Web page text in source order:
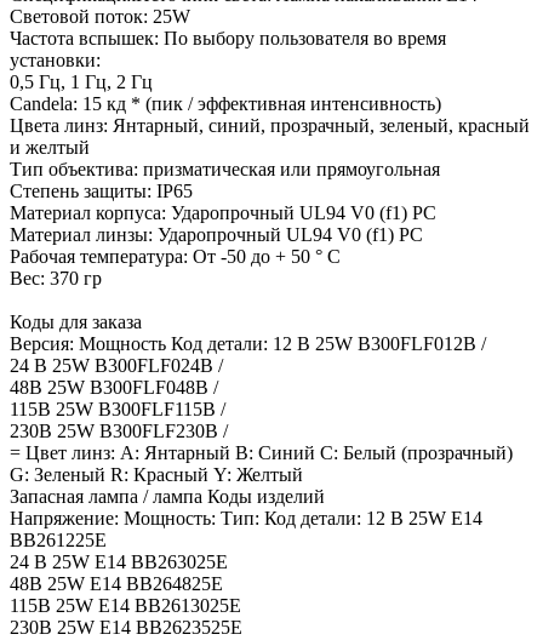
Световой поток: 25W
Частота вспышек: По выбору пользователя во время
установки:
0,5 Гц, 1 Гц, 2 Гц
Candela: 15 кд * (пик / эффективная интенсивность)
Цвета линз: Янтарный, синий, прозрачный, зеленый, красный
и желтый
Тип объектива: призматическая или прямоугольная
Степень защиты: IP65
Материал корпуса: Ударопрочный UL94 V0 (f1) PC
Материал линзы: Ударопрочный UL94 V0 (f1) PC
Рабочая температура: От -50 до + 50 ° C
Вес: 370 гр
Коды для заказа
Версия: Мощность Код детали: 12 В 25W B300FLF012B /
24 В 25W B300FLF024B /
48В 25W B300FLF048B /
115В 25W B300FLF115B /
230В 25W B300FLF230B /
= Цвет линз: А: Янтарный B: Синий C: Белый (прозрачный)
G: Зеленый R: Красный Y: Желтый
Запасная лампа / лампа Коды изделий
Напряжение: Мощность: Тип: Код детали: 12 В 25W E14
BB261225E
24 В 25W E14 BB263025E
48В 25W E14 BB264825E
115В 25W E14 BB2613025E
230В 25W E14 BB2623525E